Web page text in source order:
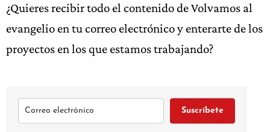
¿Quieres recibir todo el contenido de Volvamos al
evangelio en tu correo electrónico y enterarte de los
proyectos en los que estamos trabajando?
Suscríbete